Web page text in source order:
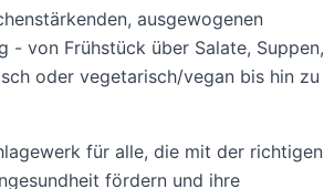
ausgewogenen
- von Frühstück über Salate, Suppen,
oder vegetarisch/vegan bis hin zu
für alle, die mit der richtigen
fördern und ihre